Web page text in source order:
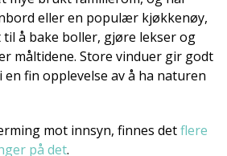
eller en populær kjøkkenøy,
å bake boller, gjøre lekser og
måltidene. Store vinduer gir godt
fin opplevelse av å ha naturen
mot innsyn, finnes detflere
på det.